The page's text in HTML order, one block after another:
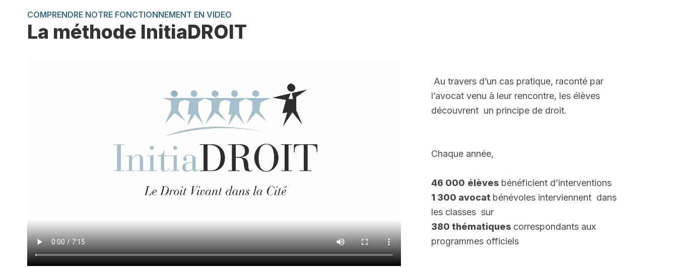
COMPRENDRE NOTRE FONCTIONNEMENT EN VIDEO
La méthode InitiaDROIT
Au travers d’un cas pratique, raconté par
l’avocat venu à leur rencontre, les élèves
découvrent un principe de droit.
Chaque année,
46 000 élèves bénéficient d’interventions
1 300 avocat bénévoles interviennent dans
les classes sur
380 thématiques correspondants aux
programmes officiels